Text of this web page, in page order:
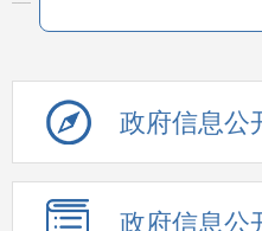
政府信息公
政府信息公